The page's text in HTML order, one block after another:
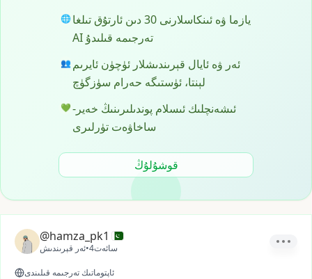
🌐 يازما ۋە ئىنكاسلارنى 30 دىن ئارتۇق تىلغا
AI تەرجىمە قىلىدۇ
👥 ئەر ۋە ئايال قېرىندىشلار ئۈچۈن ئايرىم
لېنتا، ئۈستىگە حەرام سۈزگۈچ
💚ئىشەنچلىك ئىسلام پوندىلىرىنىڭ خەير-
ساخاۋەت تۈرلىرى
قوشۇلۇڭ
@hamza_pk1
ئەر قېرىندىش• 4سائەت
ئاپتوماتىك تەرجىمە قىلىندى